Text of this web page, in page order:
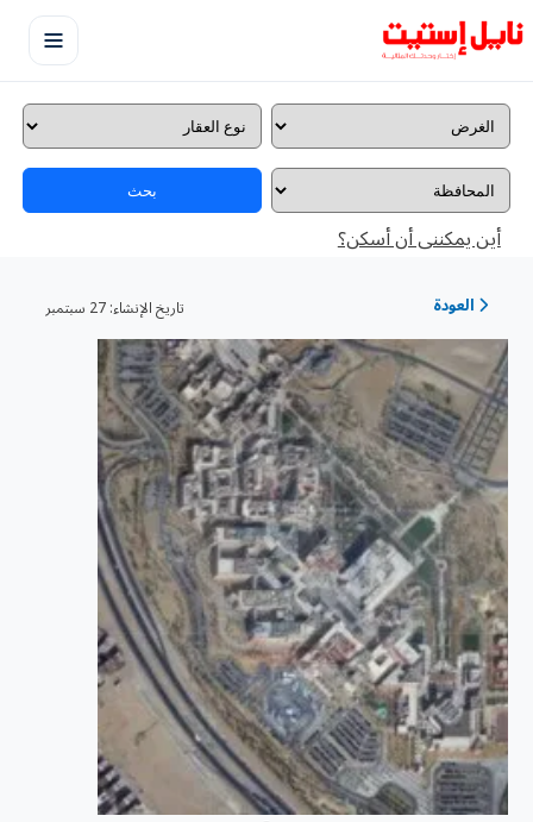
بحث
أين يمكننى أن أسكن؟
العودة تاريخ الإنشاء: